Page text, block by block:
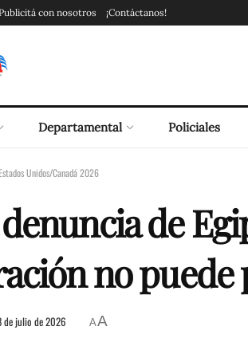
con nosotros ¡Contáctanos!
Departamental Policiales
Unidos/Canadá 2026
de
no
de julio de 2026 AA